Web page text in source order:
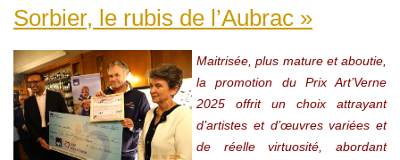
Sorbier, le rubis de l’Aubrac »
Maitrisée, plus mature et aboutie,
la promotion du Prix Art’Verne
2025 offrit un choix attrayant
d’artistes et d’œuvres variées et
de réelle virtuosité, abordant